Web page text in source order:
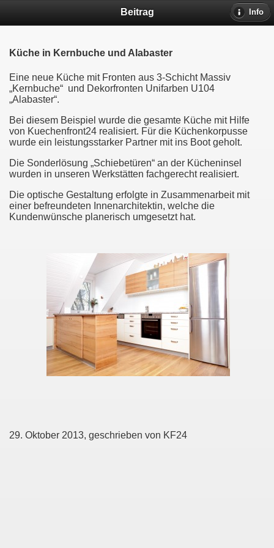
Beitrag Info
Küche in Kernbuche und Alabaster
Eine neue Küche mit Fronten aus 3-Schicht Massiv
„Kernbuche“ und Dekorfronten Unifarben U104
„Alabaster“.
Bei diesem Beispiel wurde die gesamte Küche mit Hilfe
von Kuechenfront24 realisiert. Für die Küchenkorpusse
wurde ein leistungsstarker Partner mit ins Boot geholt.
Die Sonderlösung „Schiebetüren“ an der Kücheninsel
wurden in unseren Werkstätten fachgerecht realisiert.
Die optische Gestaltung erfolgte in Zusammenarbeit mit
einer befreundeten Innenarchitektin, welche die
Kundenwünsche planerisch umgesetzt hat.
29. Oktober 2013, geschrieben von KF24